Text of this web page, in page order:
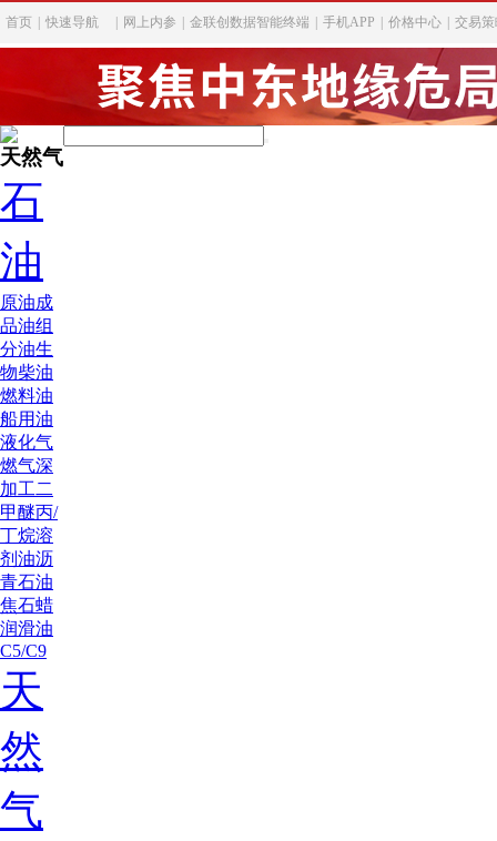
首页 快速导航 网上内参 金联创数据智能终端 手机APP 价格中心 交易
天然气
石
油
原油成
品油组
分油生
物柴油
燃料油
船用油
液化气
燃气深
加工二
甲醚丙/
丁烷溶
剂油沥
青石油
焦石蜡
润滑油
C5/C9
天
然
气